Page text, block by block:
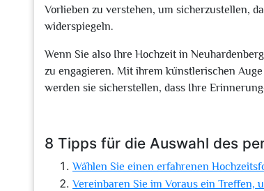
Vorlieben zu verstehen, um sicherzustellen,
widerspiegeln.
Wenn Sie also Ihre Hochzeit in
zu engagieren. Mit ihrem künstlerischen
werden sie sicherstellen, dass Ihre
8 Tipps für die Auswahl des
Wählen Sie einen erfahrenen
Vereinbaren Sie im Voraus ein Treffen,